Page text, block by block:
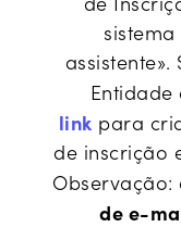
Entidade
link para
de inscrição
de e-